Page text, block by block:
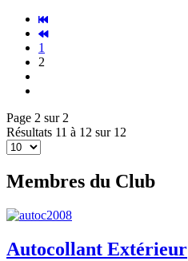
1
2
Page 2 sur 2
Résultats 11 à 12 sur 12
Membres du Club
Autocollant Extérieur